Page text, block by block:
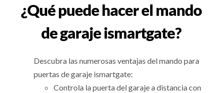
¿Qué puede hacer el mando
de garaje ismartgate?
Descubra las numerosas ventajas del mando para
puertas de garaje ismartgate:
Controla la puerta del garaje a distancia con